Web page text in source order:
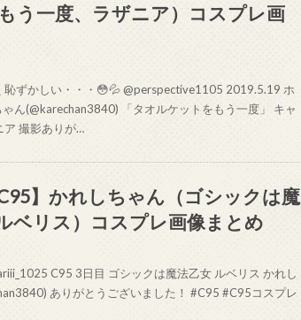
う一度、ラザニア）コスプレ画
恥ずかしい・・・😳💦 @perspective1105 2019.5.19 ホ
ん(@karechan3840) 「タオルケットをもう一度」 キャ
ア 撮影ありが…
】かれしちゃん（ゴシックは魔
ベリス）コスプレ画像まとめ
C95 3日目 ゴシックは魔法乙女 ルベリス かれし
ありがとうございました！ #C95 #C95コスプレ